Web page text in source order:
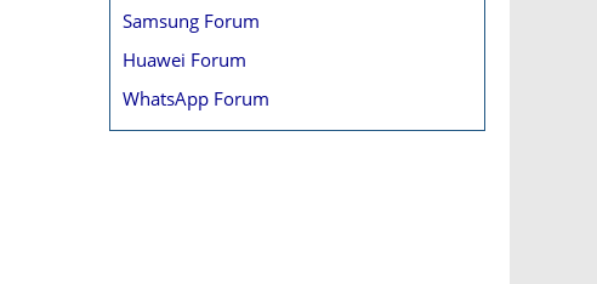
Samsung Forum
Huawei Forum
WhatsApp Forum